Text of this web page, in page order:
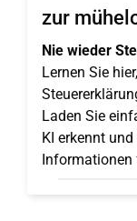
zur
Nie wieder
Lernen Sie
Laden Sie
KI erkennt
Informationen